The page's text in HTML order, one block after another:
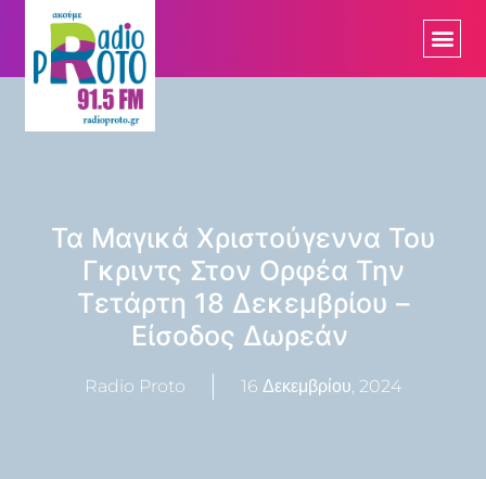
Τα Μαγικά Χριστούγεννα Του
Γκριντς Στον Ορφέα Την
Τετάρτη 18 Δεκεμβρίου –
Είσοδος Δωρεάν
Radio Proto 16 Δεκεμβρίου, 2024